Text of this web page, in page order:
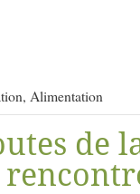
, Alimentation
de